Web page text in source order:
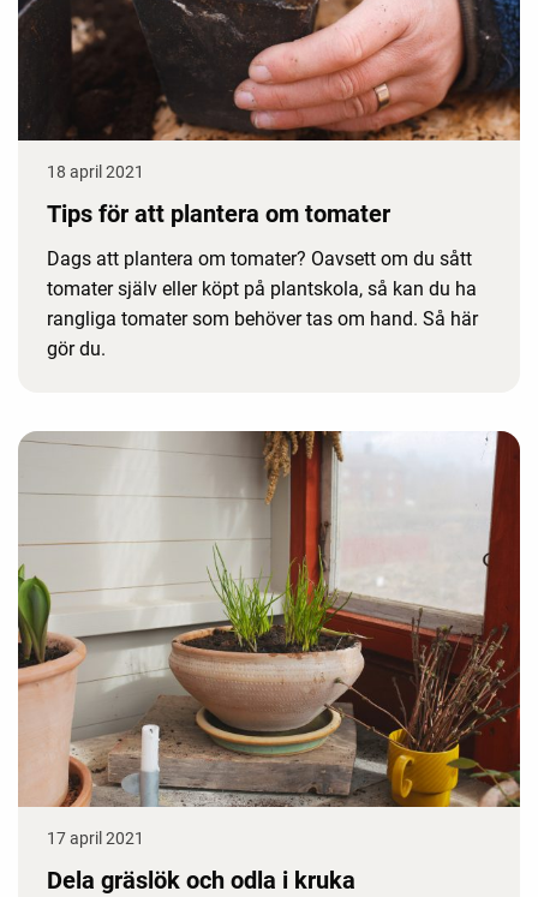
18 april 2021
Tips för att plantera om tomater
Dags att plantera om tomater? Oavsett om du sått
tomater själv eller köpt på plantskola, så kan du ha
rangliga tomater som behöver tas om hand. Så här
gör du.
17 april 2021
Dela gräslök och odla i kruka